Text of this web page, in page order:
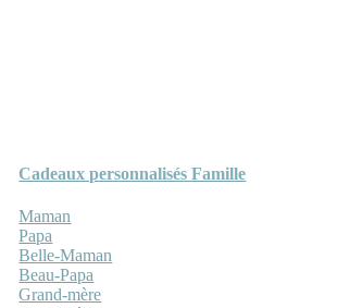
Cadeaux personnalisés Famille
Maman
Papa
Belle-Maman
Beau-Papa
Grand-mère